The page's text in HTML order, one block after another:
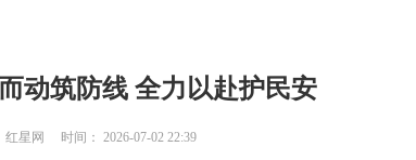
动筑防线 全力以赴护民安
红星网 时间： 2026-07-02 22:39